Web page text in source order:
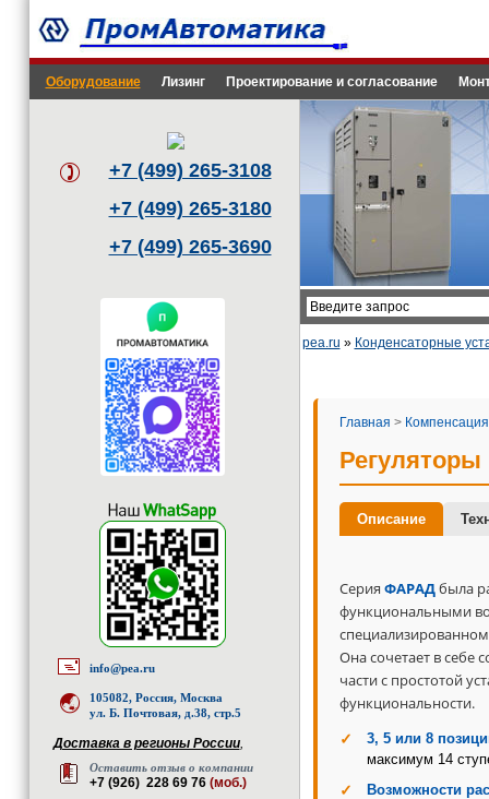
Оборудование Лизинг Проектирование и согласование
+7 (499) 265-3108
+7 (499) 265-3180
+7 (499) 265-3690
info@pea.ru
105082, Россия, Москва
ул. Б. Почтовая, д.38, стр.5
Доставка в регионы России,
Оставить отзыв о компании
+7 (926) 228 69 76 (моб.)
pea.ru » Конденсаторные
Главная >
Описание
Серия ФАРАДбыла
функциональными
Она сочетает в себе
части с простотой
функциональности.
3, 5 или 8
максимум 14
Возможности